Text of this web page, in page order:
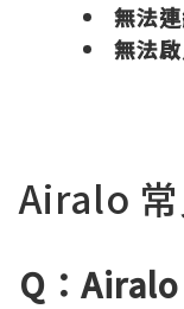
無法
無法
Airalo 常
Q：Airalo